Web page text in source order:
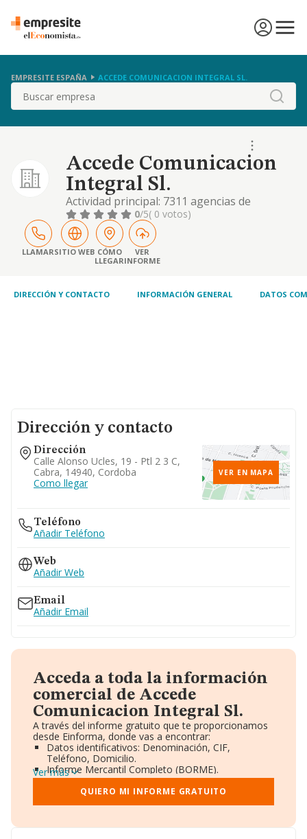
EMPRESITE ESPAÑA ACCEDE COMUNICACION INTEGRAL SL.
Buscar
Accede Comunicacion
Integral Sl.
Actividad principal: 7311 agencias de
publicidad;. otras actividades: 9013 otras
actividades de creación artística; 6811
compraventa de bienes inmobiliarios por
cuenta propia; 6820 alquiler de bienes
inmobiliarios por cuenta propia; 7739
bienes tangibles n.c.o
0/5( 0 votos)
LLAMARSITIO WEB CÓMO
LLEGAR
VER
INFORME
DIRECCIÓN Y CONTACTO INFORMACIÓN GENERAL DATOS
Dirección y contacto
Dirección
Calle Alonso Ucles, 19 - Ptl 2 3 C,
Cabra, 14940, Cordoba
Como llegar
VER EN MAPA
Teléfono
Añadir Teléfono
Web
Añadir Web
Email
Añadir Email
Acceda a toda la información
comercial de Accede
Comunicacion Integral Sl.
A través del informe gratuito que te proporcionamos
desde Einforma, donde vas a encontrar:
Datos identificativos: Denominación, CIF,
Teléfono, Domicilio.
Informe Mercantil Completo (BORME).
Gráficos de Evolución Ventas y Empleados.
Consejo de Administración y Administradores.
Directivos y Ejecutivos.
Ver más
QUIERO MI INFORME GRATUITO